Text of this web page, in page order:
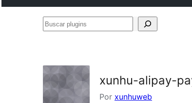
Buscar
xunhu-alipay-
Por xunhuweb